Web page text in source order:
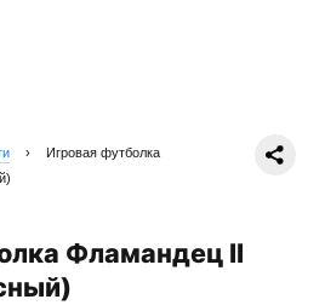
›
Игровая футболка